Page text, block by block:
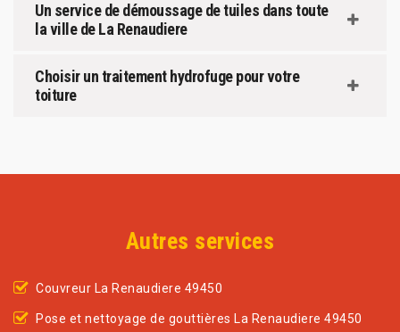
Un service de démoussage de tuiles dans toute
la ville de La Renaudiere
Choisir un traitement hydrofuge pour votre
toiture
Autres services
Couvreur La Renaudiere 49450
Pose et nettoyage de gouttières La Renaudiere 49450